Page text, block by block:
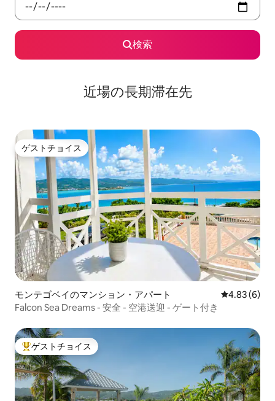
検索
近場の長期滞在先
ゲストチョイス
ゲストチョイス
モンテゴベイのマンション・アパート レビュー6
4.83 (6)
Falcon Sea Dreams - 安全 - 空港送迎 - ゲート付き
大好評のゲストチョイスです。
ゲストチョイス